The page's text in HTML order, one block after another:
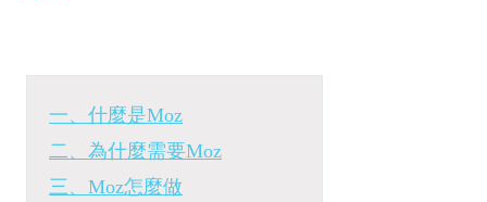
一、什麼是Moz
二、為什麼需要Moz
三、Moz怎麼做